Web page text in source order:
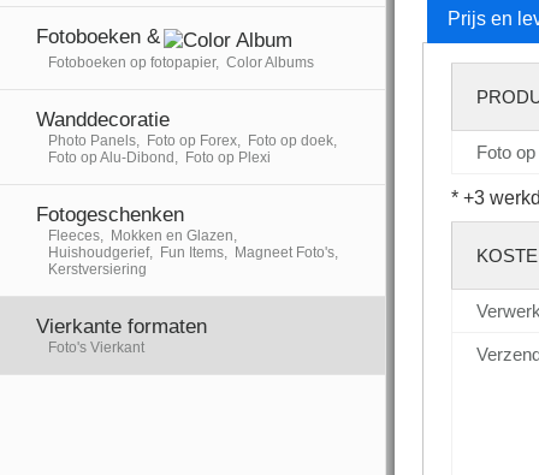
Fotoboeken &
Fotoboeken op fotopapier, Color Albums
Wanddecoratie
Photo Panels, Foto op Forex, Foto op doek,
Foto op Alu-Dibond, Foto op Plexi
Fotogeschenken
Fleeces, Mokken en Glazen,
Huishoudgerief, Fun Items, Magneet Foto's,
Kerstversiering
Vierkante formaten
Foto's Vierkant
Prijs en
Foto
* +3